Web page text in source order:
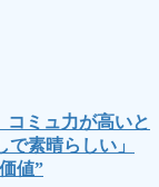
コミュ力が高いと
素晴らしい」
値”